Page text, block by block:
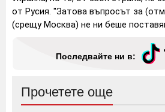
от Русия. "Затова въпросът за
(срещу Москва) не ни беше
Последвайте ни в:
Прочетете още